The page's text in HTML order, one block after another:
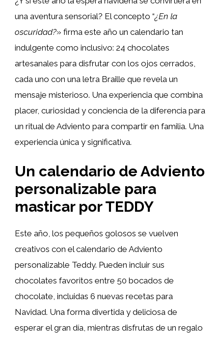
una aventura sensorial? El concepto “¿En la
oscuridad?» firma este año un calendario tan
indulgente como inclusivo: 24 chocolates
artesanales para disfrutar con los ojos cerrados,
cada uno con una letra Braille que revela un
mensaje misterioso. Una experiencia que combina
placer, curiosidad y conciencia de la diferencia para
un ritual de Adviento para compartir en familia. Una
experiencia única y significativa.
Un calendario de Adviento
personalizable para
masticar por TEDDY
Este año, los pequeños golosos se vuelven
creativos con el calendario de Adviento
personalizable Teddy. Pueden incluir sus
chocolates favoritos entre 50 bocados de
chocolate, incluidas 6 nuevas recetas para
Navidad. Una forma divertida y deliciosa de
esperar el gran día, mientras disfrutas de un regalo